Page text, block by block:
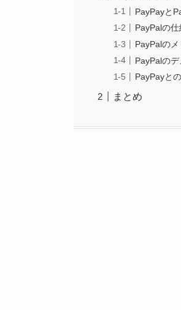
PayPayと
PayPalの
PayPalのメ
PayPalのデ
PayPayと
まとめ